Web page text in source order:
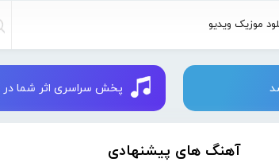
موزیک ویدیو
پخش سراسری اثر شما در
آهنگ های پیشنهادی